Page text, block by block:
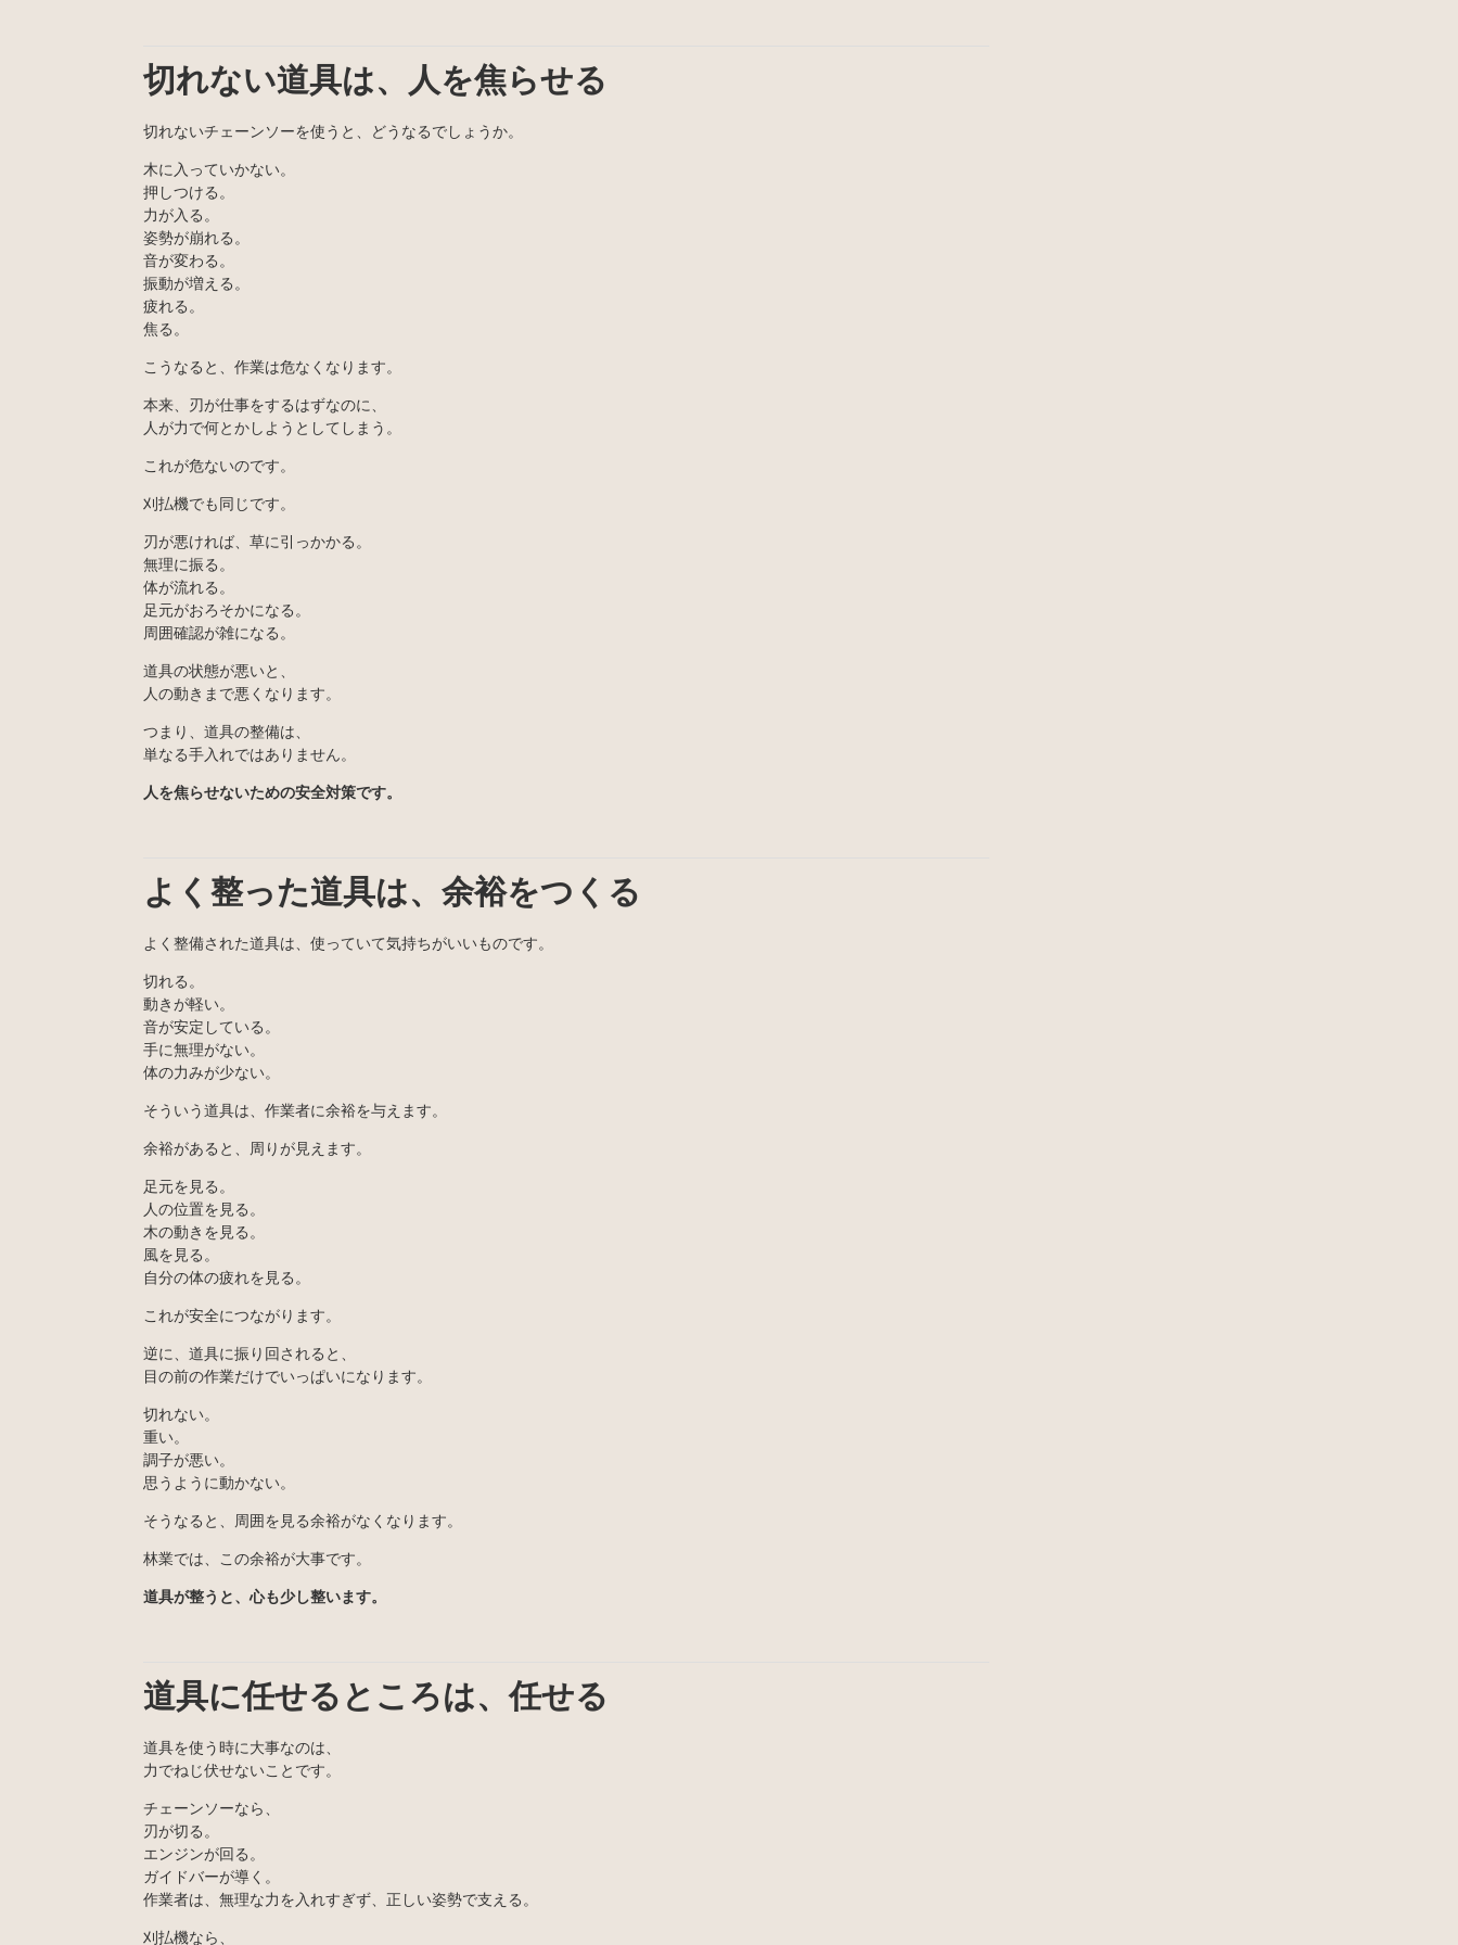
切れない道具は、人を焦らせる
切れないチェーンソーを使うと、どうなるでしょうか。
木に入っていかない。
押しつける。
力が入る。
姿勢が崩れる。
音が変わる。
振動が増える。
疲れる。
焦る。
こうなると、作業は危なくなります。
本来、刃が仕事をするはずなのに、
人が力で何とかしようとしてしまう。
これが危ないのです。
刈払機でも同じです。
刃が悪ければ、草に引っかかる。
無理に振る。
体が流れる。
足元がおろそかになる。
周囲確認が雑になる。
道具の状態が悪いと、
人の動きまで悪くなります。
つまり、道具の整備は、
単なる手入れではありません。
人を焦らせないための安全対策です。
よく整った道具は、余裕をつくる
よく整備された道具は、使っていて気持ちがいいものです。
切れる。
動きが軽い。
音が安定している。
手に無理がない。
体の力みが少ない。
そういう道具は、作業者に余裕を与えます。
余裕があると、周りが見えます。
足元を見る。
人の位置を見る。
木の動きを見る。
風を見る。
自分の体の疲れを見る。
これが安全につながります。
逆に、道具に振り回されると、
目の前の作業だけでいっぱいになります。
切れない。
重い。
調子が悪い。
思うように動かない。
そうなると、周囲を見る余裕がなくなります。
林業では、この余裕が大事です。
道具が整うと、心も少し整います。
道具に任せるところは、任せる
道具を使う時に大事なのは、
力でねじ伏せないことです。
チェーンソーなら、
刃が切る。
エンジンが回る。
ガイドバーが導く。
作業者は、無理な力を入れすぎず、正しい姿勢で支える。
刈払機なら、